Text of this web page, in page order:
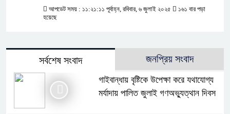
আপডেট সময় : ১১:২১:১১ পূর্বাহ্ন, রবিবার, ৬ জুলাই ২০২৫
১৬১ বার পড়া
হয়েছে
সর্বশেষ সংবাদ জনপ্রিয় সংবাদ
গাইবান্ধায় বৃষ্টিকে উপেক্ষা করে যথাযোগ্য
মর্যাদায় পালিত জুলাই গণঅভ্যুত্থান দিবস